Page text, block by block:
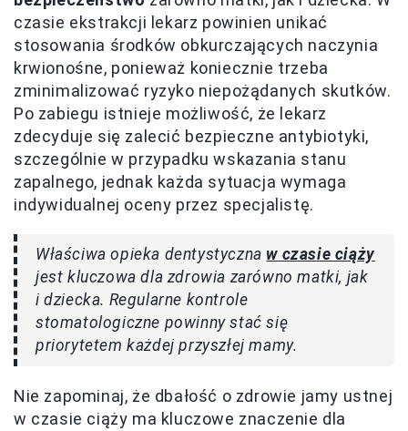
czasie ekstrakcji lekarz powinien unikać
stosowania środków obkurczających naczynia
krwionośne, ponieważ koniecznie trzeba
zminimalizować ryzyko niepożądanych skutków.
Po zabiegu istnieje możliwość, że lekarz
zdecyduje się zalecić bezpieczne antybiotyki,
szczególnie w przypadku wskazania stanu
zapalnego, jednak każda sytuacja wymaga
indywidualnej oceny przez specjalistę.
Właściwa opieka dentystyczna w czasie ciąży
jest kluczowa dla zdrowia zarówno matki, jak
i dziecka. Regularne kontrole
stomatologiczne powinny stać się
priorytetem każdej przyszłej mamy.
Nie zapominaj, że dbałość o zdrowie jamy ustnej
w czasie ciąży ma kluczowe znaczenie dla